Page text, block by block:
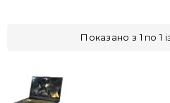
Показано з 1 по 1